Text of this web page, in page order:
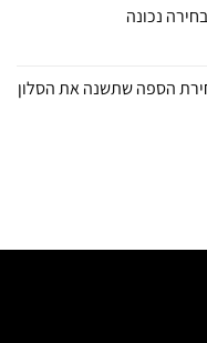
נכונה
הספה שתשנה את הסלון